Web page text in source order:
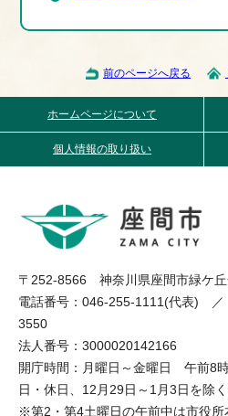
前のページへ戻る
ホームページについて
個人情報の取り扱い
〒252-8566 神奈川県座間市緑ケ
電話番号：046-255-1111(代表)
3550
法人番号：3000020142166
開庁時間：月曜日～金曜日 午前8
日・休日、12月29日～1月3日を除く
※第2・第4土曜日の午前中は市役